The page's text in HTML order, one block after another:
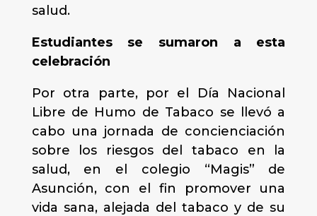
salud.
Estudiantes se sumaron a esta
celebración
Por otra parte, por el Día Nacional
Libre de Humo de Tabaco se llevó a
cabo una jornada de concienciación
sobre los riesgos del tabaco en la
salud, en el colegio “Magis” de
Asunción, con el fin promover una
vida sana, alejada del tabaco y de su